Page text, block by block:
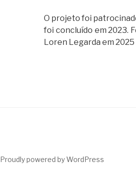
O projeto foi
foi concluído em 2023.
Loren Legarda em
Proudly powered by WordPress